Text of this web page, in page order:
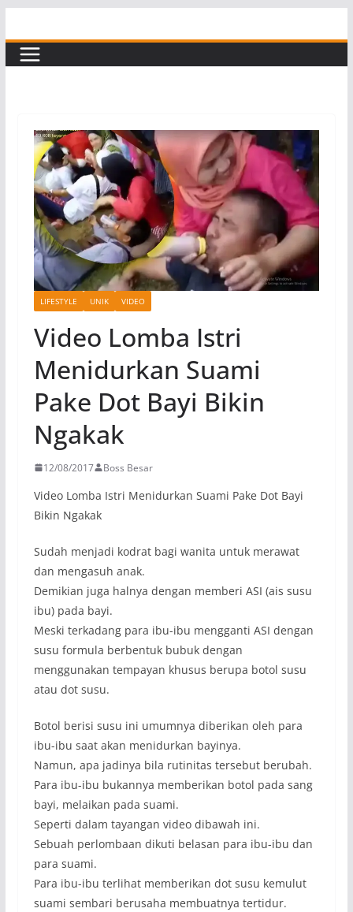
to
content
LIFESTYLE UNIK VIDEO
Video Lomba Istri
Menidurkan Suami
Pake Dot Bayi Bikin
Ngakak
12/08/2017 Boss Besar
Video Lomba Istri Menidurkan Suami Pake Dot Bayi
Bikin Ngakak
Sudah menjadi kodrat bagi wanita untuk merawat
dan mengasuh anak.
Demikian juga halnya dengan memberi ASI (ais susu
ibu) pada bayi.
Meski terkadang para ibu-ibu mengganti ASI dengan
susu formula berbentuk bubuk dengan
menggunakan tempayan khusus berupa botol susu
atau dot susu.
Botol berisi susu ini umumnya diberikan oleh para
ibu-ibu saat akan menidurkan bayinya.
Namun, apa jadinya bila rutinitas tersebut berubah.
Para ibu-ibu bukannya memberikan botol pada sang
bayi, melaikan pada suami.
Seperti dalam tayangan video dibawah ini.
Sebuah perlombaan dikuti belasan para ibu-ibu dan
para suami.
Para ibu-ibu terlihat memberikan dot susu kemulut
suami sembari berusaha membuatnya tertidur.